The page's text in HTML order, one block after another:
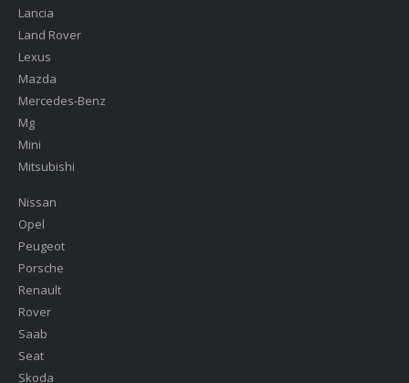
Lancia
Land Rover
Lexus
Mazda
Mercedes-Benz
Mg
Mini
Mitsubishi
Nissan
Opel
Peugeot
Porsche
Renault
Rover
Saab
Seat
Skoda